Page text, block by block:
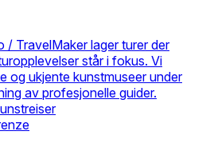
/ TravelMaker lager turer der
står i fokus. Vi
og ukjente kunstmuseer under
av profesjonelle guider.